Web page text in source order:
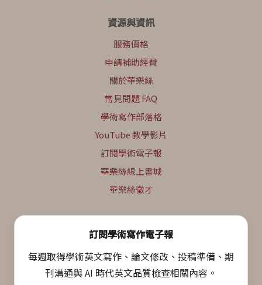
資源與資訊
服務價格
申請補助經費
關於華樂絲
常見問題 FAQ
學術寫作部落格
YouTube 教學影片
訂閱學術電子報
華樂絲線上書城
華樂絲徵才
訂閱學術寫作電子報
每週取得學術英文寫作、論文修改、投稿準備、期
刊溝通與 AI 時代英文品質檢查相關內容。